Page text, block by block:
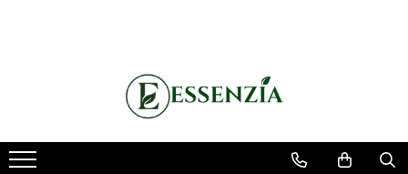
Articulatii
Ulei Presat la Rece
Energie & Vitalitate